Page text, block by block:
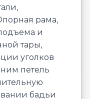
рама,
и
тары,
уголков
петель
бадьи